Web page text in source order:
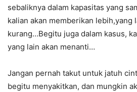
sebaliknya dalam kapasitas yang
kalian akan memberikan lebih,yang
kurang…Begitu juga dalam kasus,
yang lain akan menanti…
Jangan pernah takut untuk jatuh
begitu menyakitkan, dan mungkin